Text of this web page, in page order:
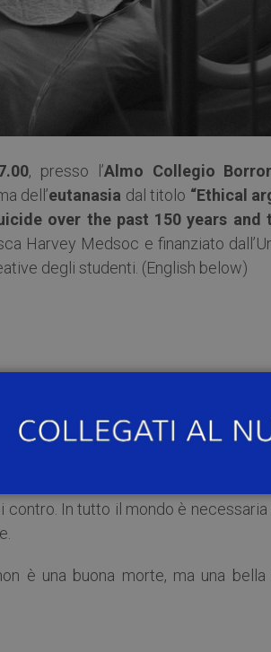
, presso l’Almo Collegio
dell’eutanasia dal titolo “Ethical
over the past 150 years and
Harvey Medsoc e finanziato
degli studenti. (English below)
il nostro destino fino alla
and Evert Van Leuween
In tutto il mondo è
è una buona morte, ma una bella